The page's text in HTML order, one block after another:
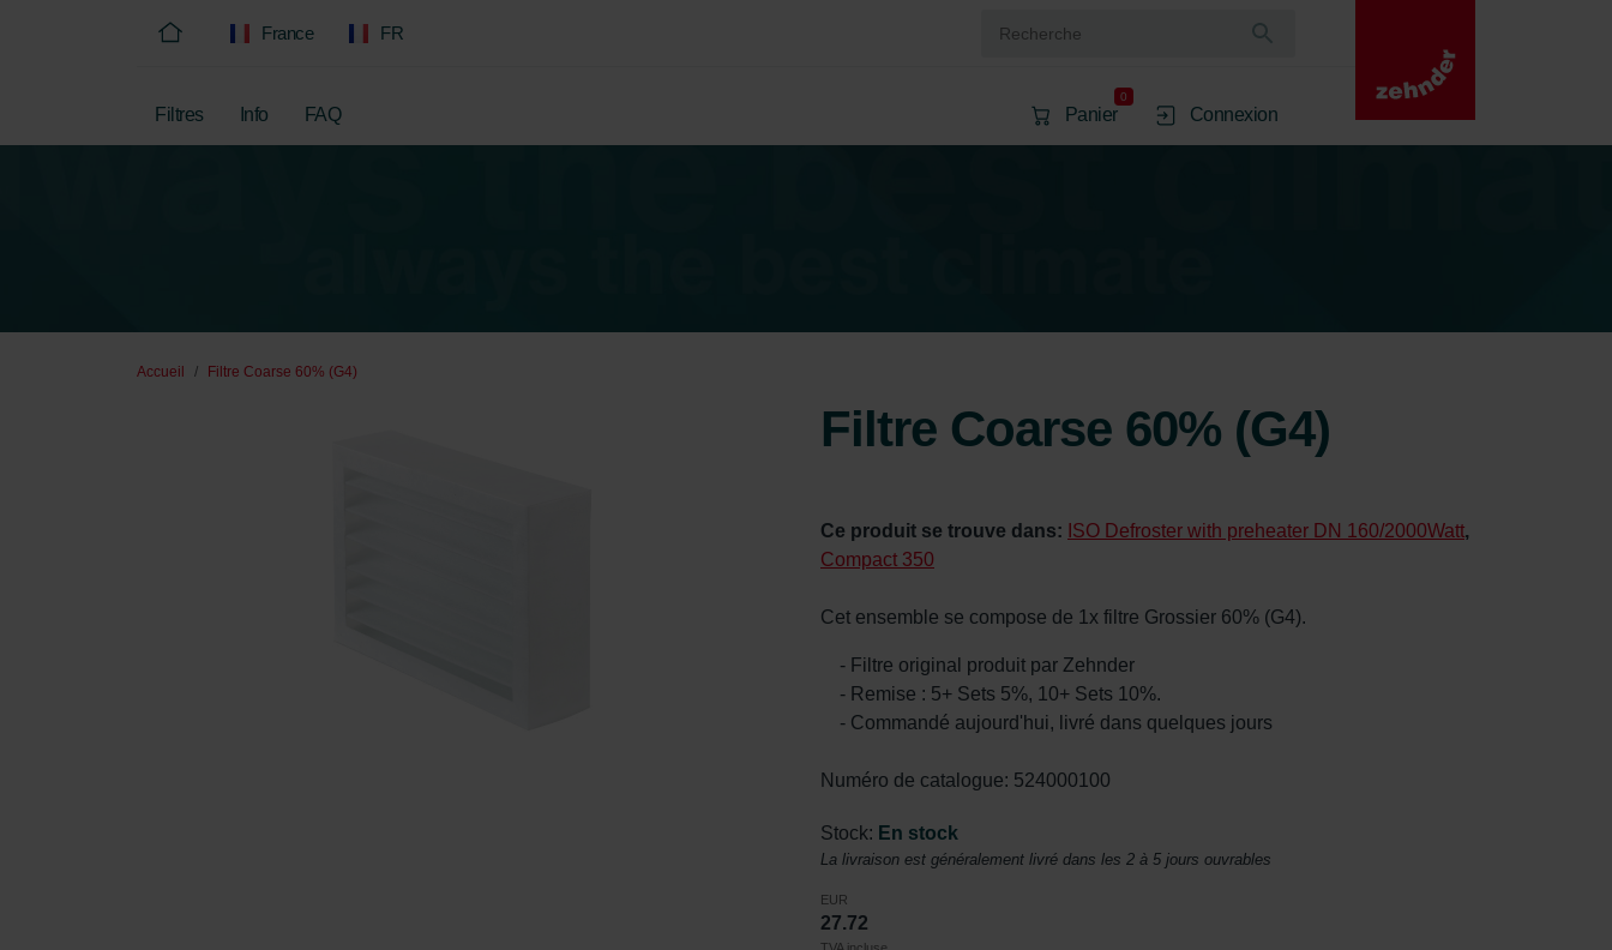
France FR
Filtres Info FAQ Panier
0
Connexion
Accueil Filtre Coarse 60% (G4)
Filtre Coarse 60% (G4)
Ce produit se trouve dans: ISO Defroster with preheater DN 160/2000Watt,
Compact 350
Cet ensemble se compose de 1x filtre Grossier 60% (G4).
- Filtre original produit par Zehnder
- Remise : 5+ Sets 5%, 10+ Sets 10%.
- Commandé aujourd'hui, livré dans quelques jours
Numéro de catalogue: 524000100
Stock: En stock
La livraison est généralement livré dans les 2 à 5 jours ouvrables
EUR
27.72
TVA incluse